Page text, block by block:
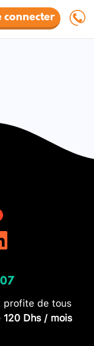
connecter
profite de tous
120 Dhs / mois